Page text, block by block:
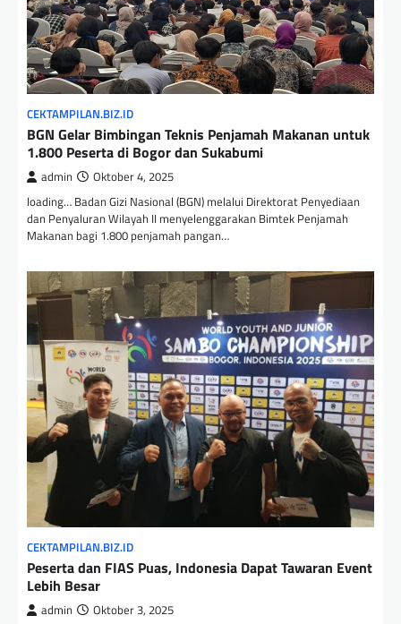
CEKTAMPILAN.BIZ.ID
BGN Gelar Bimbingan Teknis Penjamah Makanan untuk
1.800 Peserta di Bogor dan Sukabumi
admin Oktober 4, 2025
loading… Badan Gizi Nasional (BGN) melalui Direktorat Penyediaan
dan Penyaluran Wilayah II menyelenggarakan Bimtek Penjamah
Makanan bagi 1.800 penjamah pangan…
CEKTAMPILAN.BIZ.ID
Peserta dan FIAS Puas, Indonesia Dapat Tawaran Event
Lebih Besar
admin Oktober 3, 2025